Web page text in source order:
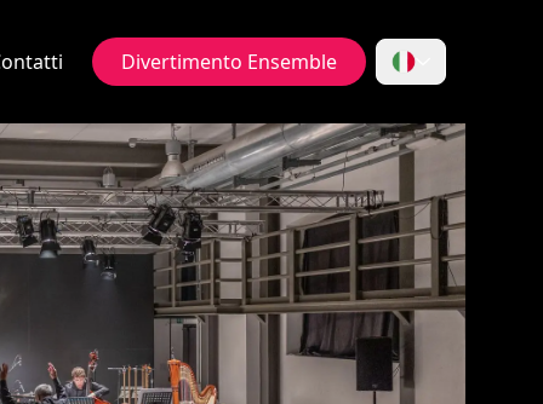
Divertimento Ensemble